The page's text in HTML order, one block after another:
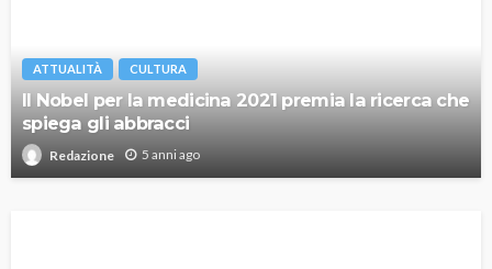
ATTUALITÀ CULTURA
Il Nobel per la medicina 2021 premia la ricerca che
spiega gli abbracci
Redazione 5 anni ago